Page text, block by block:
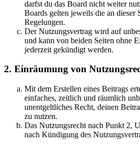
darfst du das Board nicht weiter
Boards gelten jeweils die an dieser
Regelungen.
Der Nutzungsvertrag wird auf
und kann von beiden Seiten ohne
jederzeit gekündigt werden.
2. Einräumung von
Mit dem Erstellen eines Beitrags
einfaches, zeitlich und räumlich
unentgeltliches Recht, deinen
zu nutzen.
Das Nutzungsrecht nach Punkt 2,
nach Kündigung des